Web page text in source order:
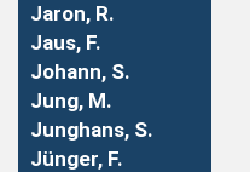
Jaron, R.
Jaus, F.
Johann, S.
Jung, M.
Junghans, S.
Jünger, F.